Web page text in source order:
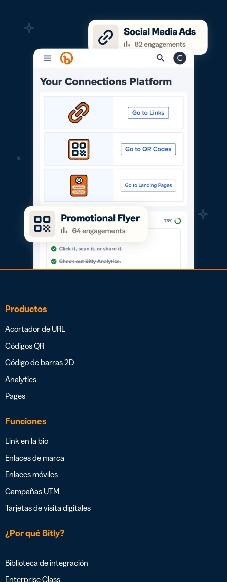
Productos
Acortador de URL
Códigos QR
Código de barras 2D
Analytics
Pages
Funciones
Link en la bio
Enlaces de marca
Enlaces móviles
Campañas UTM
Tarjetas de visita digitales
¿Por qué Bitly?
Biblioteca de integración
Enterprise Class